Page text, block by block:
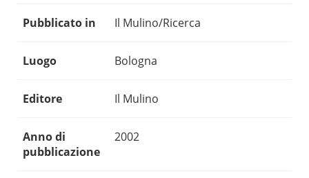
Pubblicato in Il Mulino/Ricerca
Luogo Bologna
Editore Il Mulino
Anno di
pubblicazione
2002